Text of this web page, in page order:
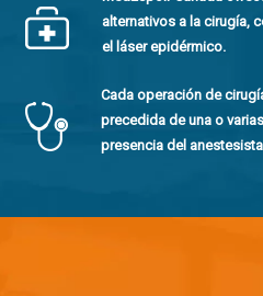
alternativos a la cirugía,
el láser epidérmico.
Cada operación de
precedida de una o
presencia del